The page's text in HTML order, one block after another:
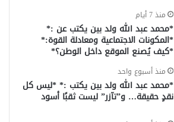
منذ 7 أيام
*محمد عبد الله ولد بين يكتب عن :*
*المكونات الاجتماعية ومعادلة القوة:*
*كيف يُصنع الموقع داخل الوطن؟*
منذ أسبوع واحد
*محمد عبد الله ولد بين يكتب :* *ليس كل
نقدٍ حقيقة… و”تآزر” ليست ثقبًا أسود